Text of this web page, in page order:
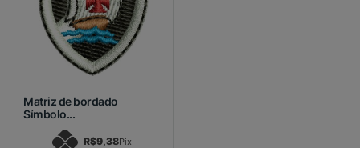
Matriz de bordado
Símbolo...
R$9,38Pix